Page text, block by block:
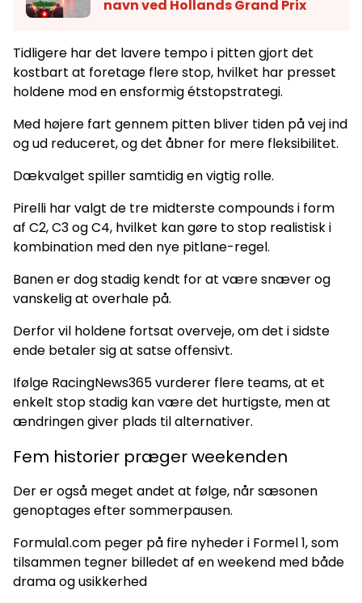
navn ved Hollands Grand Prix
Tidligere har det lavere tempo i pitten gjort det
kostbart at foretage flere stop, hvilket har presset
holdene mod en ensformig étstopstrategi.
Med højere fart gennem pitten bliver tiden på vej ind
og ud reduceret, og det åbner for mere fleksibilitet.
Dækvalget spiller samtidig en vigtig rolle.
Pirelli har valgt de tre midterste compounds i form
af C2, C3 og C4, hvilket kan gøre to stop realistisk i
kombination med den nye pitlane-regel.
Banen er dog stadig kendt for at være snæver og
vanskelig at overhale på.
Derfor vil holdene fortsat overveje, om det i sidste
ende betaler sig at satse offensivt.
Ifølge RacingNews365 vurderer flere teams, at et
enkelt stop stadig kan være det hurtigste, men at
ændringen giver plads til alternativer.
Fem historier præger weekenden
Der er også meget andet at følge, når sæsonen
genoptages efter sommerpausen.
Formula1.com peger på fire nyheder i Formel 1, som
tilsammen tegner billedet af en weekend med både
drama og usikkerhed